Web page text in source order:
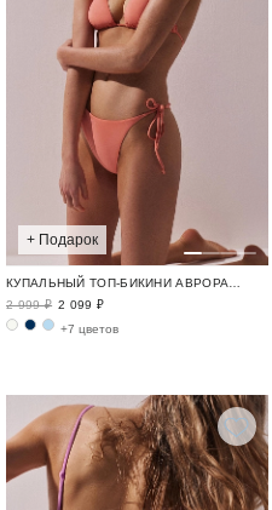
+ Подарок
2 999 ₽ 2 099 ₽
+7 цветов